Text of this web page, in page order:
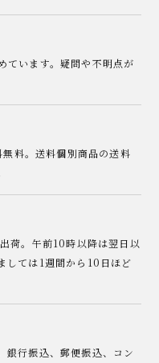
ています。疑問や不明点が
料。送料個別商品の送料
荷。午前10時以降は翌日以
しては1週間から10日ほど
行振込、郵便振込、コン